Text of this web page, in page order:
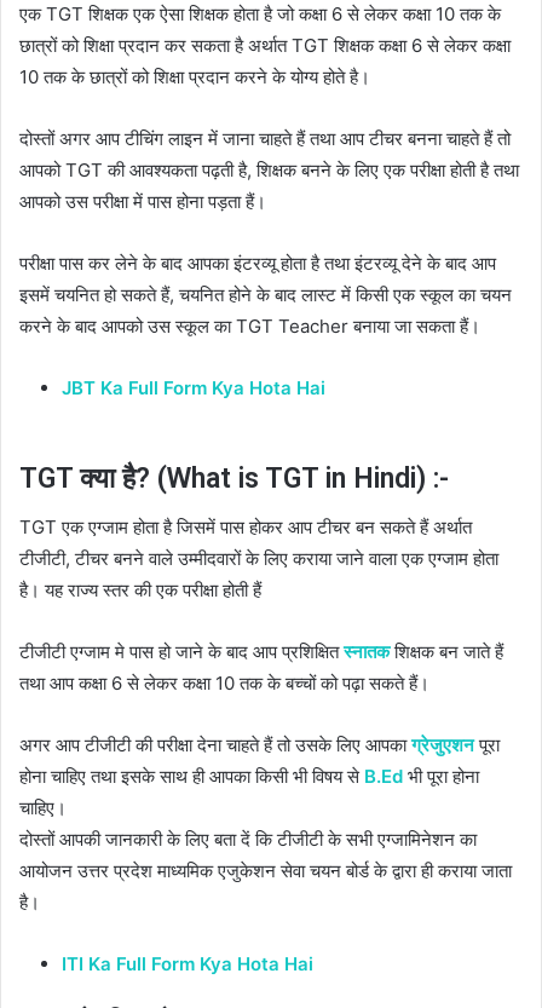
एक TGT शिक्षक एक ऐसा शिक्षक होता है जो कक्षा 6 से लेकर कक्षा 10 तक के
छात्रों को शिक्षा प्रदान कर सकता है अर्थात TGT शिक्षक कक्षा 6 से लेकर कक्षा
10 तक के छात्रों को शिक्षा प्रदान करने के योग्य होते है।
दोस्तों अगर आप टीचिंग लाइन में जाना चाहते हैं तथा आप टीचर बनना चाहते हैं तो
आपको TGT की आवश्यकता पढ़ती है, शिक्षक बनने के लिए एक परीक्षा होती है तथा
आपको उस परीक्षा में पास होना पड़ता हैं।
परीक्षा पास कर लेने के बाद आपका इंटरव्यू होता है तथा इंटरव्यू देने के बाद आप
इसमें चयनित हो सकते हैं, चयनित होने के बाद लास्ट में किसी एक स्कूल का चयन
करने के बाद आपको उस स्कूल का TGT Teacher बनाया जा सकता हैं।
JBT Ka Full Form Kya Hota Hai
TGT क्या है? (What is TGT in Hindi) :-
TGT एक एग्जाम होता है जिसमें पास होकर आप टीचर बन सकते हैं अर्थात
टीजीटी, टीचर बनने वाले उम्मीदवारों के लिए कराया जाने वाला एक एग्जाम होता
है। यह राज्य स्तर की एक परीक्षा होती हैं
टीजीटी एग्जाम मे पास हो जाने के बाद आप प्रशिक्षितस्नातकशिक्षक बन जाते हैं
तथा आप कक्षा 6 से लेकर कक्षा 10 तक के बच्चों को पढ़ा सकते हैं।
अगर आप टीजीटी की परीक्षा देना चाहते हैं तो उसके लिए आपकाग्रेजुएशनपूरा
होना चाहिए तथा इसके साथ ही आपका किसी भी विषय से B.Ed भी पूरा होना
चाहिए।
दोस्तों आपकी जानकारी के लिए बता दें कि टीजीटी के सभी एग्जामिनेशन का
आयोजन उत्तर प्रदेश माध्यमिक एजुकेशन सेवा चयन बोर्ड के द्वारा ही कराया जाता
है।
ITI Ka Full Form Kya Hota Hai